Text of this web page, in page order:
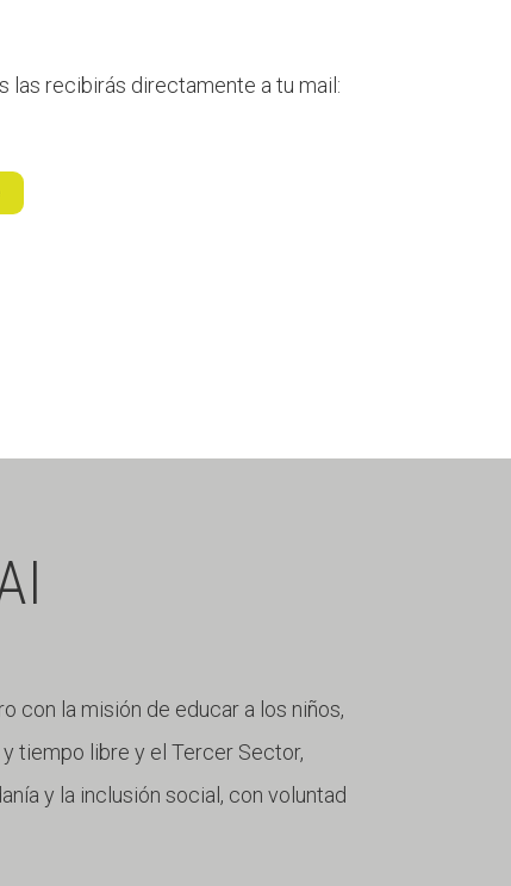
las recibirás directamente a tu mail:
con la misión de educar a los niños,
tiempo libre y el Tercer Sector,
y la inclusión social, con voluntad